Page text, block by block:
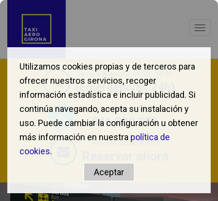
Horario Atención: 09:00 - 18:00
(Emergencias 24h)
Te atendemos por WhatsApp
646 039 355
Reserva desde la web
Utilizamos cookies propias y de terceros para
ofrecer nuestros servicios, recoger
información estadística e incluir publicidad. Si
continúa navegando, acepta su instalación y
uso. Puede cambiar la configuración u obtener
más información en nuestra política de
cookies.